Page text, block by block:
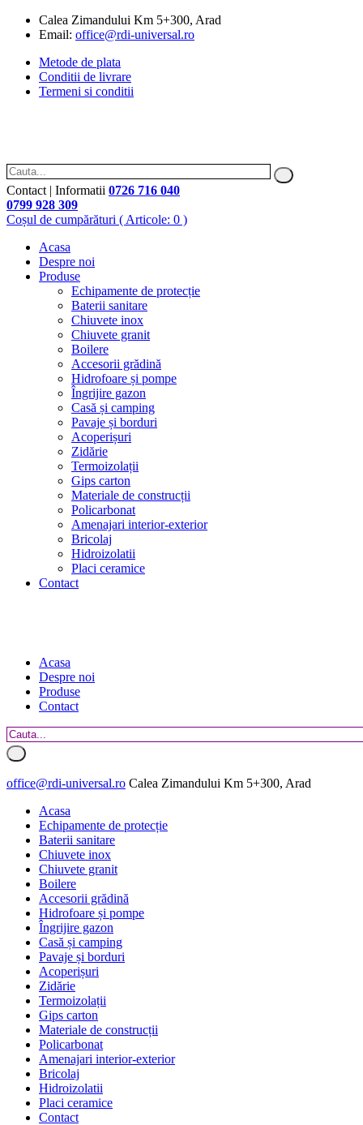
Calea Zimandului Km 5+300, Arad
Email: office@rdi-universal.ro
Metode de plata
Conditii de livrare
Termeni si conditii
Contact | Informatii 0726 716 040
0799 928 309
Coșul de cumpărături ( Articole: 0 )
Acasa
Despre noi
Produse
Echipamente de protecție
Baterii sanitare
Chiuvete inox
Chiuvete granit
Boilere
Accesorii grădină
Hidrofoare și pompe
Îngrijire gazon
Casă și camping
Pavaje și borduri
Acoperișuri
Zidărie
Termoizolații
Gips carton
Materiale de construcții
Policarbonat
Amenajari interior-exterior
Bricolaj
Hidroizolatii
Placi ceramice
Contact
Acasa
Despre noi
Produse
Contact
office@rdi-universal.ro Calea Zimandului Km 5+300, Arad
Acasa
Echipamente de protecție
Baterii sanitare
Chiuvete inox
Chiuvete granit
Boilere
Accesorii grădină
Hidrofoare și pompe
Îngrijire gazon
Casă și camping
Pavaje și borduri
Acoperișuri
Zidărie
Termoizolații
Gips carton
Materiale de construcții
Policarbonat
Amenajari interior-exterior
Bricolaj
Hidroizolatii
Placi ceramice
Contact